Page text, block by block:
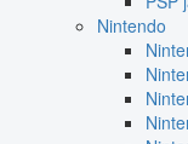
Nintendo